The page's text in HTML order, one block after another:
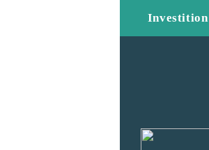
Investition